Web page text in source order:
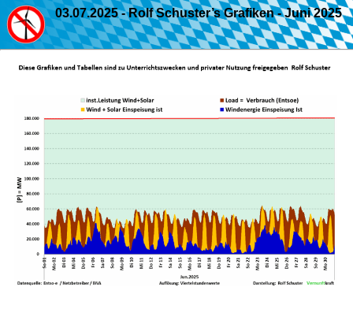
03.07.2025 - Rolf Schuster’s Grafiken - Juni 2025